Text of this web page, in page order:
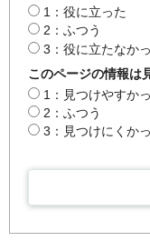
1：役に立った
2：ふつう
3：役に立たなか
このページの情報は
1：見つけやすか
2：ふつう
3：見つけにくか